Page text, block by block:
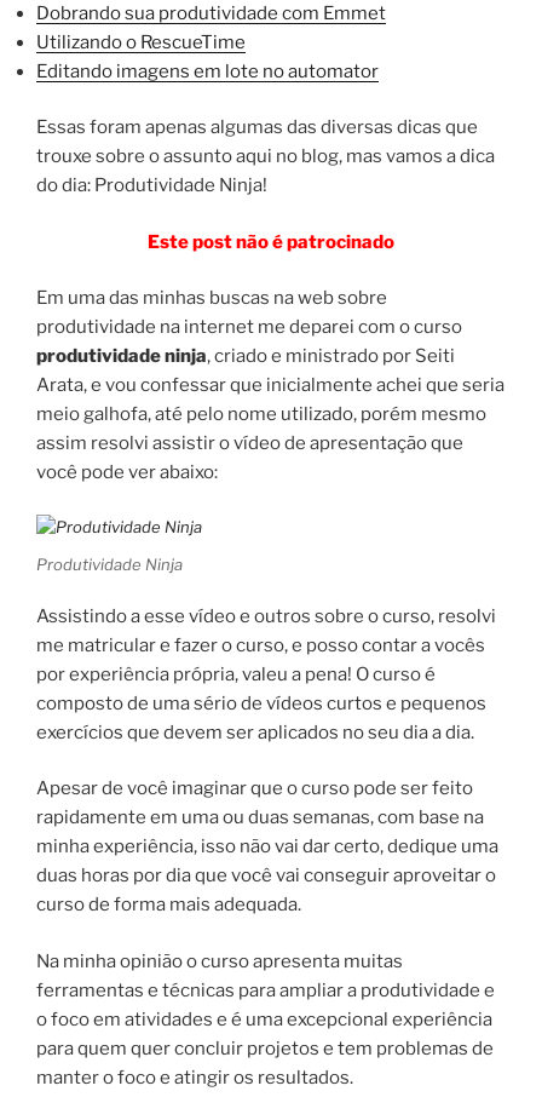
Dobrando sua produtividade com Emmet
Utilizando o RescueTime
Editando imagens em lote no automator
Essas foram apenas algumas das diversas dicas que
trouxe sobre o assunto aqui no blog, mas vamos a dica
do dia: Produtividade Ninja!
Este post não é patrocinado
Em uma das minhas buscas na web sobre
produtividade na internet me deparei com o curso
produtividade ninja, criado e ministrado por Seiti
Arata, e vou confessar que inicialmente achei que seria
meio galhofa, até pelo nome utilizado, porém mesmo
assim resolvi assistir o vídeo de apresentação que
você pode ver abaixo:
Produtividade Ninja
Assistindo a esse vídeo e outros sobre o curso, resolvi
me matricular e fazer o curso, e posso contar a vocês
por experiência própria, valeu a pena! O curso é
composto de uma sério de vídeos curtos e pequenos
exercícios que devem ser aplicados no seu dia a dia.
Apesar de você imaginar que o curso pode ser feito
rapidamente em uma ou duas semanas, com base na
minha experiência, isso não vai dar certo, dedique uma
duas horas por dia que você vai conseguir aproveitar o
curso de forma mais adequada.
Na minha opinião o curso apresenta muitas
ferramentas e técnicas para ampliar a produtividade e
o foco em atividades e é uma excepcional experiência
para quem quer concluir projetos e tem problemas de
manter o foco e atingir os resultados.